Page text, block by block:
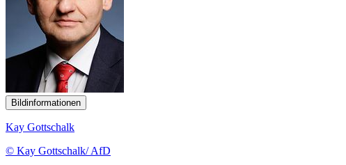
Bildinformationen
Kay Gottschalk
© Kay Gottschalk/ AfD